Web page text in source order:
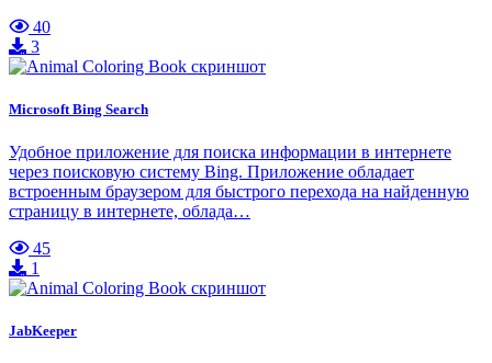
40
3
Microsoft Bing Search
Удобное приложение для поиска информации в интернете
через поисковую систему Bing. Приложение обладает
встроенным браузером для быстрого перехода на найденную
страницу в интернете, облада…
45
1
JabKeeper